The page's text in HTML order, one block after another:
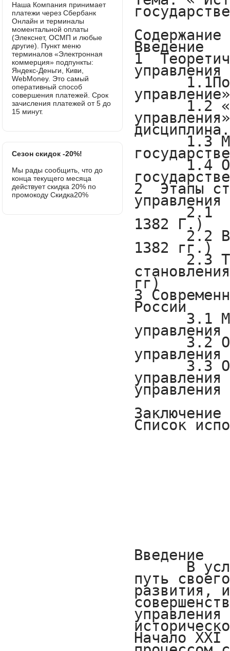
Наша Компания принимает
платежи через Сбербанк
Онлайн и терминалы
моментальной оплаты
(Элекснет, ОСМП и любые
другие). Пункт меню
терминалов «Электронная
коммерция» подпункты:
Яндекс-Деньги, Киви,
WebMoney. Это самый
оперативный способ
совершения платежей. Срок
зачисления платежей от 5 до
15 минут.
Сезон скидок -20%!
Мы рады сообщить, что до
конца текущего месяца
действует скидка 20% по
промокоду Скидка20%